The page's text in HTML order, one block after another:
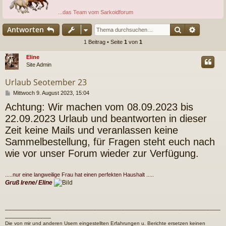
...das Team vom Sarkoidforum
Antworten Suche
1 Beitrag • Seite 1 von 1
Eline
Site Admin
Urlaub Seotember 23
B
i
t
r
a
g
Mittwoch 9. August 2023, 15:04
Achtung: Wir machen vom 08.09.2023 bis
22.09.2023 Urlaub und beantworten in dieser
Zeit keine Mails und veranlassen keine
Sammelbestellung, für Fragen steht euch nach
wie vor unser Forum wieder zur Verfügung.
.....nur eine langweilige Frau hat einen perfekten Haushalt .....
Gruß Irene/ Eline
Die von mir und anderen Usern eingestellten Erfahrungen u. Berichte ersetzen keinen